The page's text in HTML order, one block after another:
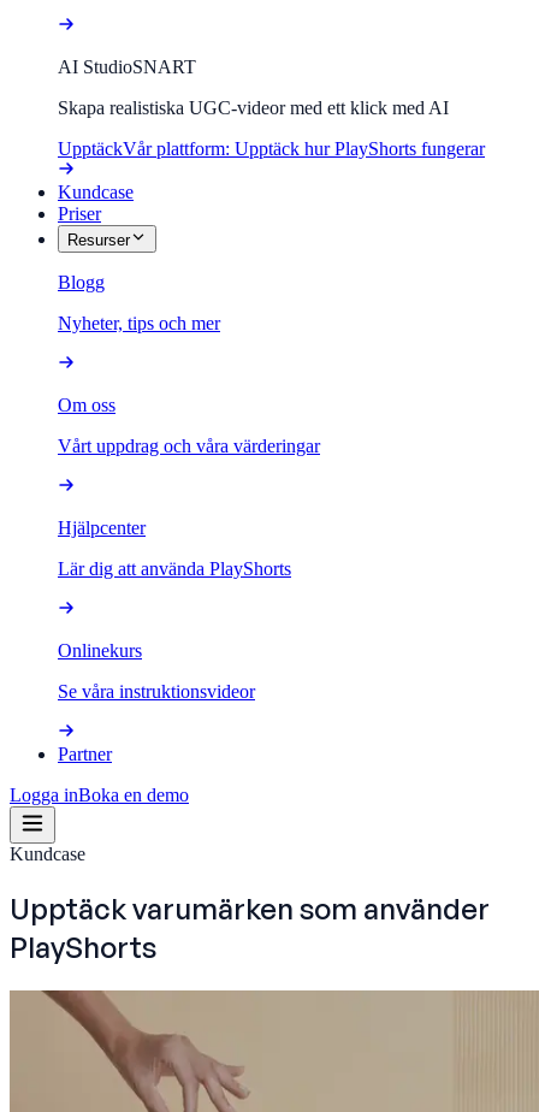
AI StudioSNART
Skapa realistiska UGC-videor med ett klick med AI
UpptäckVår plattform: Upptäck hur PlayShorts fungerar
Kundcase
Priser
Resurser
Blogg
Nyheter, tips och mer
Om oss
Vårt uppdrag och våra värderingar
Hjälpcenter
Lär dig att använda PlayShorts
Onlinekurs
Se våra instruktionsvideor
Partner
Logga inBoka en demo
Kundcase
Upptäck varumärken som använder
PlayShorts